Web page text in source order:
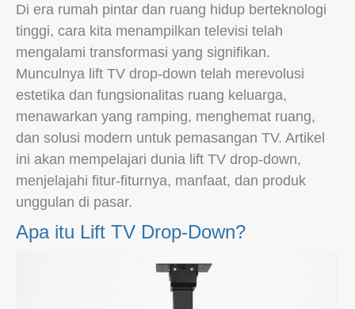
Di era rumah pintar dan ruang hidup berteknologi
tinggi, cara kita menampilkan televisi telah
mengalami transformasi yang signifikan.
Munculnya lift TV drop-down telah merevolusi
estetika dan fungsionalitas ruang keluarga,
menawarkan yang ramping, menghemat ruang,
dan solusi modern untuk pemasangan TV. Artikel
ini akan mempelajari dunia lift TV drop-down,
menjelajahi fitur-fiturnya, manfaat, dan produk
unggulan di pasar.
Apa itu Lift TV Drop-Down?